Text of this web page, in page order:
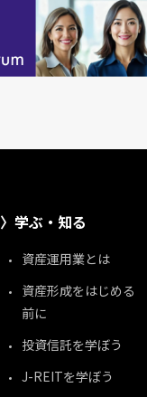
学ぶ・知る
資産運用業とは
資産形成をはじめる
前に
投資信託を学ぼう
J-REITを学ぼう